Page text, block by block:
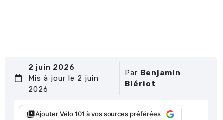
2 juin 2026
Mis à jour le 2 juin
2026
Par Benjamin
Blériot
Ajouter Vélo 101 à vos sources préférées